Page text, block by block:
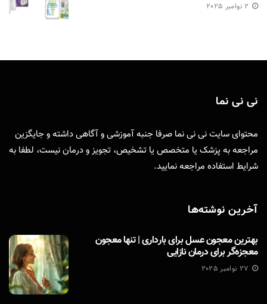
2 نوامبر 2025
نی نی نما
محتوای سایت نی نی نما صرفا جنبه آموزشی و آگاهی داشته و جایگزین
مراجعه به پزشک یا متخصص یا تشخیص، تجویز و درمان نیست، لطفا به
شرایط استفاده مراجعه نمایید.
آخرین نوشته‌ها
بهترین معجون عسل برای بارداری | تنها معجون
معجزه‌گر برای درمان نازایی
27 نوامبر 2025